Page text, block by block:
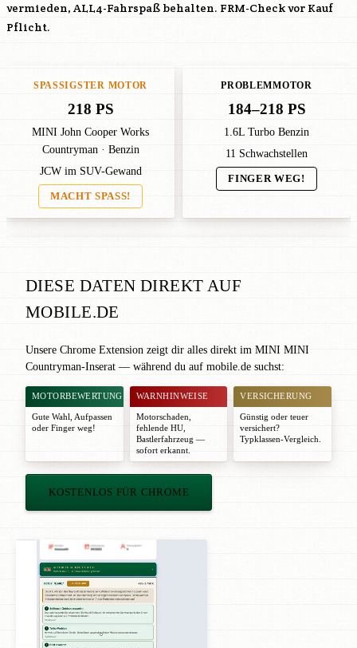
vermieden, ALL4-Fahrspaß behalten. FRM-Check vor Kauf
Pflicht.
SPASSIGSTER MOTOR
218 PS
MINI John Cooper Works
Countryman · Benzin
JCW im SUV-Gewand
MACHT SPASS!
PROBLEMMOTOR
184–218 PS
1.6L Turbo Benzin
11 Schwachstellen
FINGER WEG!
DIESE DATEN DIREKT AUF
MOBILE.DE
Unsere Chrome Extension zeigt dir alles direkt im MINI MINI
Countryman-Inserat — während du auf mobile.de suchst:
MOTORBEWERTUNG
Gute Wahl
Aufpassen
oder Finger weg!
WARNHINWEISE
Motorschaden,
fehlende HU,
Bastlerfahrzeug —
sofort erkannt.
VERSICHERUNG
Günstig oder teuer
versichert?
Typklassen-Vergleich.
KOSTENLOS FÜR CHROME